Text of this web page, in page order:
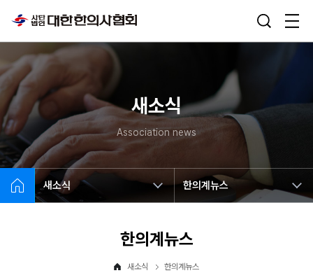
새소식
Association news
새소식 한의계뉴스
한의계뉴스
새소식 한의계뉴스